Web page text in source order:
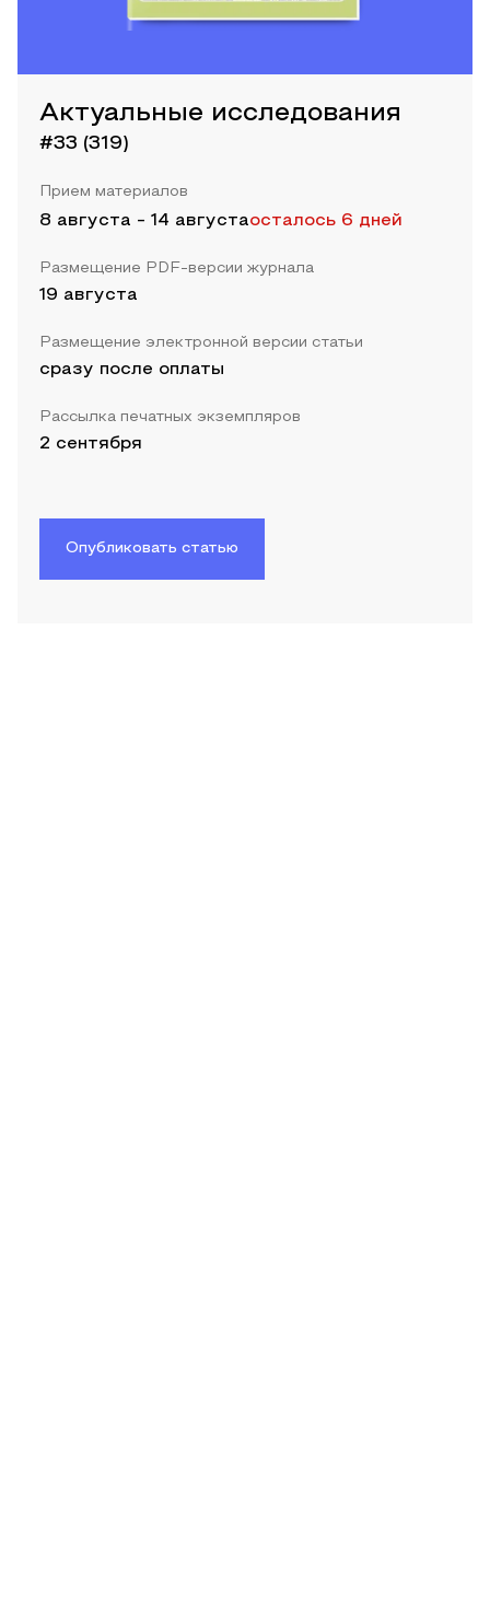
Актуальные исследования
#33 (319)
Прием материалов
8 августа - 14 августаосталось 6 дней
Размещение PDF-версии журнала
19 августа
Размещение электронной версии статьи
сразу после оплаты
Рассылка печатных экземпляров
2 сентября
Опубликовать статью